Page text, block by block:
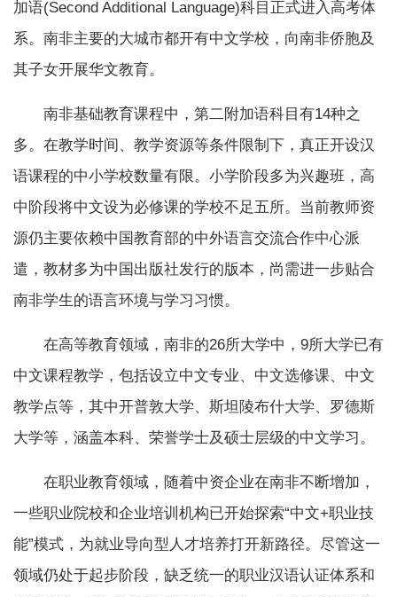
加语(Second Additional Language)科目正式进入高考体
系。南非主要的大城市都开有中文学校，向南非侨胞及
其子女开展华文教育。
南非基础教育课程中，第二附加语科目有14种之
多。在教学时间、教学资源等条件限制下，真正开设汉
语课程的中小学校数量有限。小学阶段多为兴趣班，高
中阶段将中文设为必修课的学校不足五所。当前教师资
源仍主要依赖中国教育部的中外语言交流合作中心派
遣，教材多为中国出版社发行的版本，尚需进一步贴合
南非学生的语言环境与学习习惯。
在高等教育领域，南非的26所大学中，9所大学已有
中文课程教学，包括设立中文专业、中文选修课、中文
教学点等，其中开普敦大学、斯坦陵布什大学、罗德斯
大学等，涵盖本科、荣誉学士及硕士层级的中文学习。
在职业教育领域，随着中资企业在南非不断增加，
一些职业院校和企业培训机构已开始探索“中文+职业技
能”模式，为就业导向型人才培养打开新路径。尽管这一
领域仍处于起步阶段，缺乏统一的职业汉语认证体系和